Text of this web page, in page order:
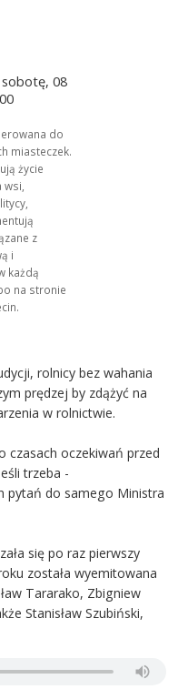
08
do
miasteczek.
życie
z
i
każdą
na stronie
rolnicy bez wahania
prędzej by zdążyć na
w rolnictwie.
czasach oczekiwań przed
trzeba -
pytań do samego Ministra
się po raz pierwszy
została wyemitowana
Tararako, Zbigniew
Stanisław Szubiński,